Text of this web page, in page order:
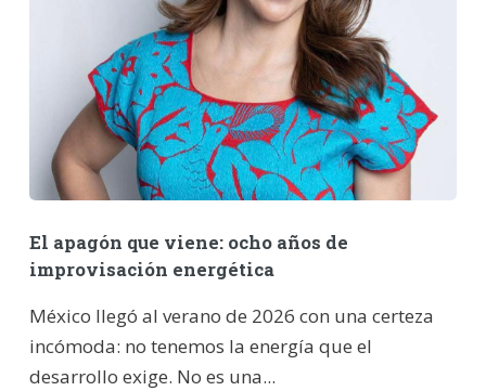
El apagón que viene: ocho años de
improvisación energética
México llegó al verano de 2026 con una certeza
incómoda: no tenemos la energía que el
desarrollo exige. No es una...